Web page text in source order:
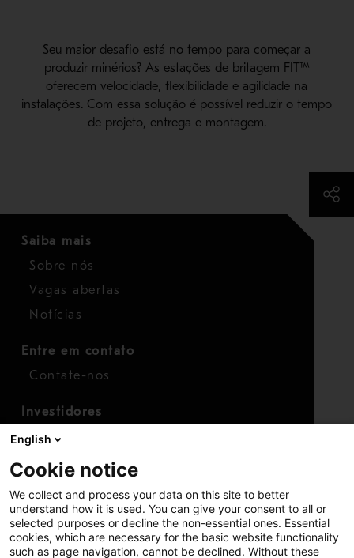
Seu maior desafio está no tempo para começar a
produzir minérios? As estações de britagem FIT™
oferecem velocidade, flexibilidade e agilidade na
instalações. Com essa solução é possível reduzir o tempo
de projeto, entrega e montagem.
Saiba mais
Sobre nós
Vagas abertas
Notícias
Entre em contato
Contate-nos
Investidores
Calendário para investidores
Finanças
English
Cookie notice
We collect and process your data on this site to better
understand how it is used. You can give your consent to all or
selected purposes or decline the non-essential ones. Essential
cookies, which are necessary for the basic website functionality
such as page navigation, cannot be declined. Without these